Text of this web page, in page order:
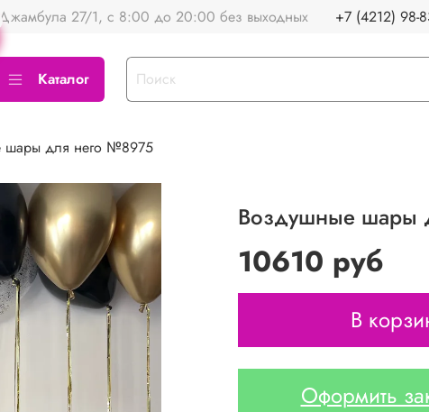
27/1, с 8:00 до 20:00 без выходных +7 (4212) 98-
Каталог
шары для него №8975
Воздушные шары
10610 руб
В
Оформить